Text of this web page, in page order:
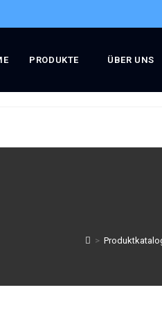
PRODUKTE ÜBER UNS
>